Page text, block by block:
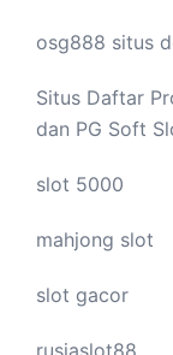
osg888 situs
Situs Daftar
dan PG Soft
slot 5000
mahjong slot
slot gacor
rusiaslot88